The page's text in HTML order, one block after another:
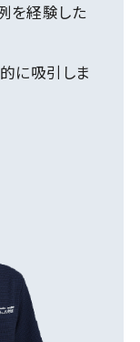
を経験した
に吸引しま